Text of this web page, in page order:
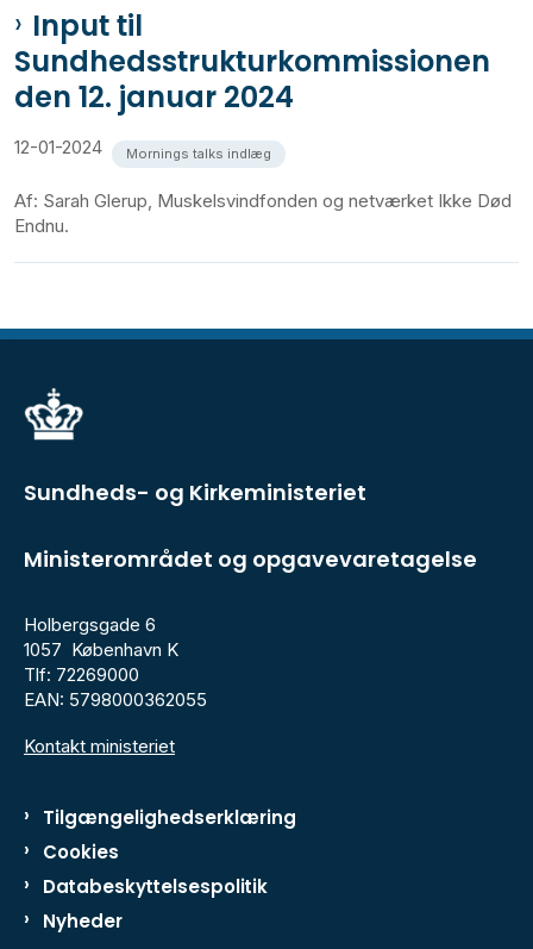
Input til
Sundhedsstrukturkommissionen
den 12. januar 2024
12-01-2024 Mornings talks indlæg
Af: Sarah Glerup, Muskelsvindfonden og netværket Ikke Død
Endnu.
Sundheds- og Kirkeministeriet
Ministerområdet og opgavevaretagelse
Holbergsgade 6
1057 København K
Tlf: 72269000
EAN: 5798000362055
Kontakt ministeriet
Tilgængelighedserklæring
Cookies
Databeskyttelsespolitik
Nyheder